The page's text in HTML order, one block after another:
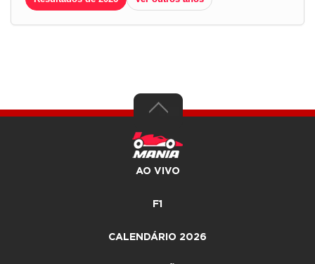
AO VIVO
F1
CALENDÁRIO 2026